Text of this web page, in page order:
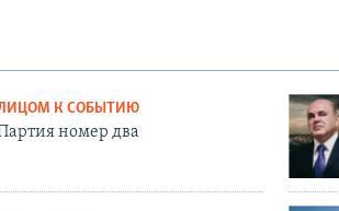
К СОБЫТИЮ
номер два